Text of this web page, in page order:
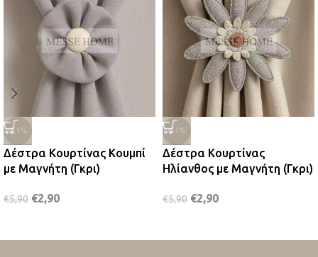
-51%
Δέστρα Κουρτίνας Κουμπί
με Μαγνήτη (Γκρι)
€5,90 €2,90
-51%
Δέστρα Κουρτίνας
Ηλίανθος με Μαγνήτη (Γκρι)
€5,90 €2,90